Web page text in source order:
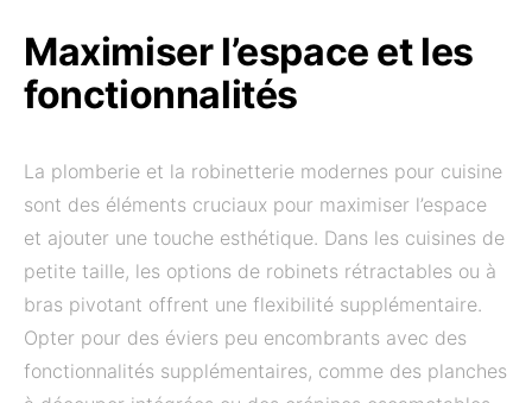
Maximiser l’espace et les
fonctionnalités
La plomberie et la robinetterie modernes pour cuisine
sont des éléments cruciaux pour maximiser l’espace
et ajouter une touche esthétique. Dans les cuisines de
petite taille, les options de robinets rétractables ou à
bras pivotant offrent une flexibilité supplémentaire.
Opter pour des éviers peu encombrants avec des
fonctionnalités supplémentaires, comme des planches